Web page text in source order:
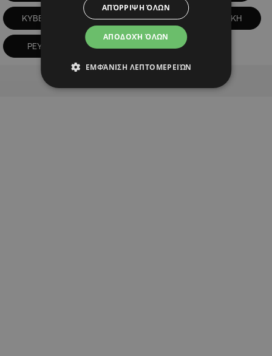
ΚΥΒΕΡΝΗΣΗ ΟΙΚΟΝΟΜΙΑ ΠΟΛΙΤΙΚΗ
ΡΕΥΜΑ
Advertisement
ΑΠΟΔΟΧΉ ΌΛΩΝ
ΑΠΌΡΡΙΨΗ ΌΛΩΝ
ΕΜΦΆΝΙΣΗ ΛΕΠΤΟΜΕΡΕΙΏΝ